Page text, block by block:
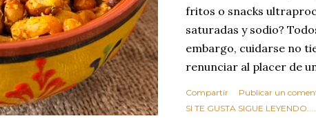
fritos o snacks
saturadas y sodio?
embargo, cuidarse no
renunciar al placer de
Estas alubias crujientes
Compartir
Publicar un
SI TE GUSTA SIGUE